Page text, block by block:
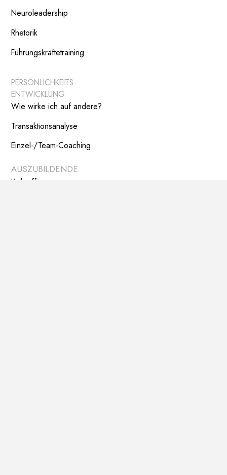
Neuroleadership
Rhetorik
Führungskräftetraining
PERSÖNLICHKEITS-
ENTWICKLUNG
Wie wirke ich auf andere?
Transaktionsanalyse
Einzel-/Team-Coaching
AUSZUBILDENDE
Kick off